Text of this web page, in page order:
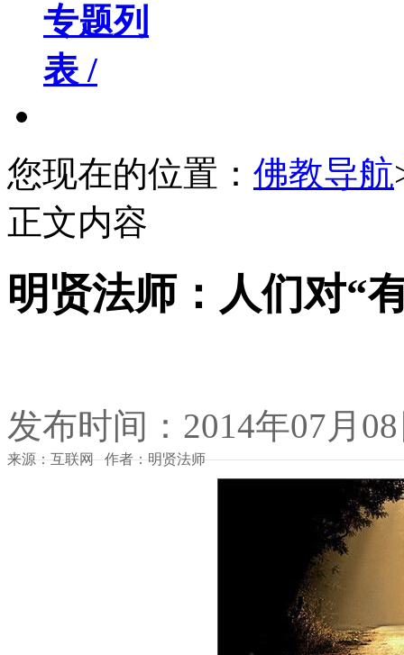
专题列
表 /
您现在的位置： 佛教导航
正文内容
明贤法师：人们对“
发布时间：2014年07月
来源：互联网 作者：明贤法师